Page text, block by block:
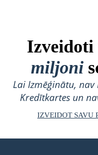
miljoni
Lai Izmēģinātu, nav
Kredītkartes un
IZVEIDOT SAVU